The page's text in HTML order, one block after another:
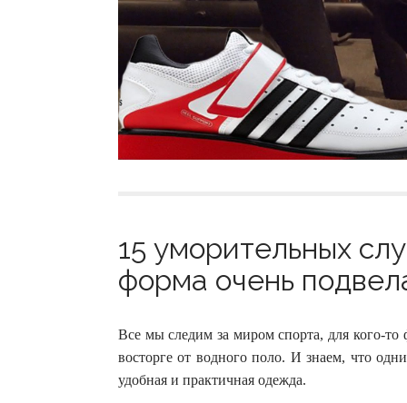
15 уморительных
форма очень
Все мы следим за миром спорта, для кого-то
восторге от водного поло. И знаем, что
удобная и практичная одежда.